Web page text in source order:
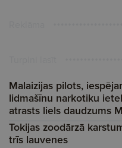
Malaizijas pilots,
lidmašīnu narkotiku
atrasts liels daudzums
Tokijas zoodārzā
trīs lauvenes